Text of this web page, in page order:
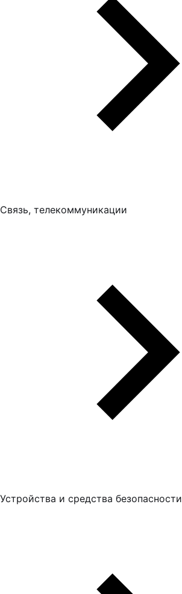
Связь, телекоммуникации
Устройства и средства безопасности